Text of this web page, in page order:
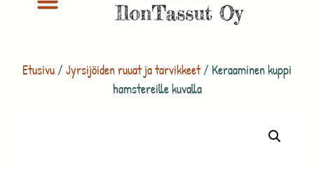
Etusivu /Jyrsijöiden ruuat ja tarvikkeet/ Keraaminen kuppi
hamstereille kuvalla